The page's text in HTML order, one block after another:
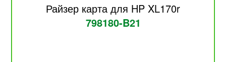
Райзер карта для HP XL170r
798180-B21